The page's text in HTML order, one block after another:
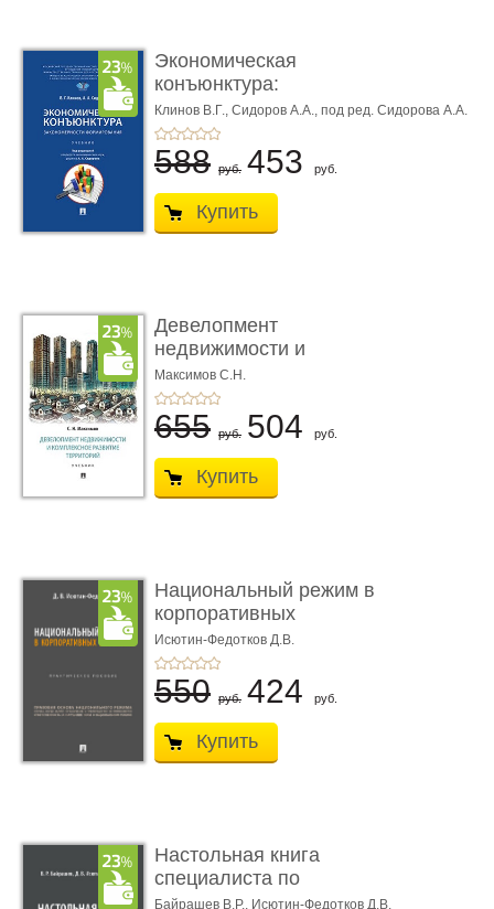
Экономическая
конъюнктура:
закономерности фо�
...
Клинов В.Г., Сидоров А.А., под ред. Сидорова А.А.
588 руб. 453 руб.
Купить
Девелопмент
недвижимости и
комплексное разви� ...
Максимов С.Н.
655 руб. 504 руб.
Купить
Национальный режим в
корпоративных
закупках. � ...
Исютин-Федотков Д.В.
550 руб. 424 руб.
Купить
Настольная книга
специалиста по
корпоративны� ...
Байрашев В.Р., Исютин-Федотков Д.В.